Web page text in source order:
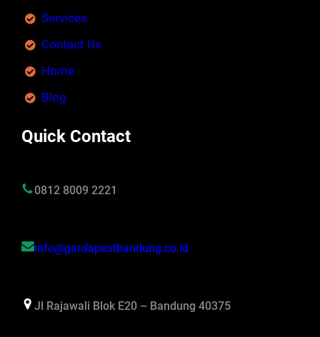
Services
Contact Us
Home
Blog
Quick Contact
0812 8009 2221
info@gardapestbandung.co.id
Jl Rajawali Blok E20 – Bandung 40375